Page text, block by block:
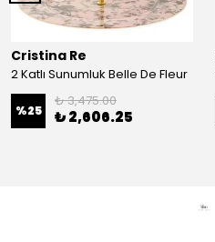
Cristina Re
2 Katlı Sunumluk Belle De Fleur
%25
₺ 3,475.00
₺ 2,606.25